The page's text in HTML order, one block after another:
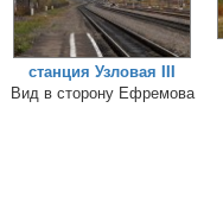
станция Узловая III
Вид в сторону Ефремова